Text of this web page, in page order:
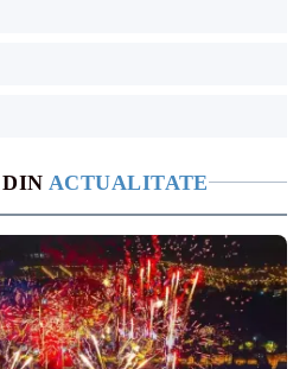
ACTUALITATE